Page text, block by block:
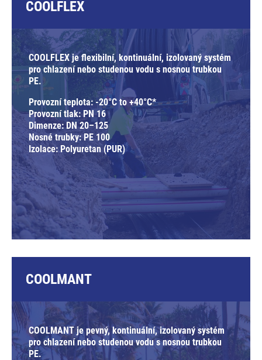
COOLFLEX
COOLFLEX je flexibilní, kontinuální, izolovaný systém
pro chlazení nebo studenou vodu s nosnou trubkou
PE.
Provozní teplota: -20°C to +40°C*
Provozní tlak: PN 16
Dimenze: DN 20–125
Nosné trubky: PE 100
Izolace: Polyuretan (PUR)
COOLMANT
COOLMANT je pevný, kontinuální, izolovaný systém
pro chlazení nebo studenou vodu s nosnou trubkou
PE.